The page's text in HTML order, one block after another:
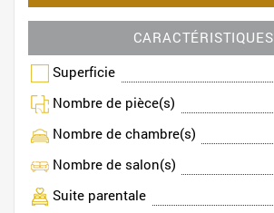
CARACTÉRISTIQUES
Superficie
Nombre de pièce(s)
Nombre de chambre(s)
Nombre de salon(s)
Suite parentale